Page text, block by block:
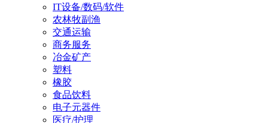
IT设备/数码/软件
农林牧副渔
交通运输
商务服务
冶金矿产
塑料
橡胶
食品饮料
电子元器件
医疗/护理